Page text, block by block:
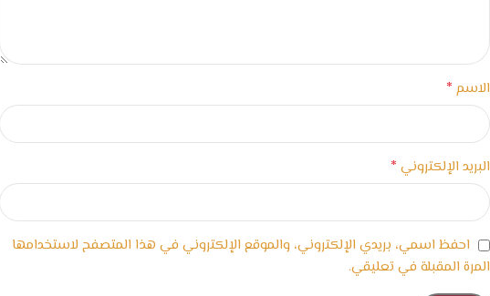
الاسم *
البريد الإلكتروني *
احفظ اسمي، بريدي الإلكتروني، والموقع الإلكتروني في هذا المتصفح لاستخدامها
المرة المقبلة في تعليقي.